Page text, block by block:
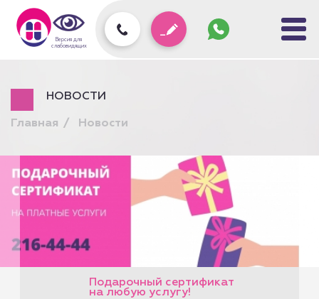
Версия для
слабовидящих
НОВОСТИ
Главная Новости
Подарочный сертификат
на любую услугу!